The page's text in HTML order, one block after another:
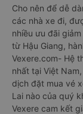
Cho nên để dễ
các nhà xe đi,
nhiều ưu đãi
từ Hậu Giang,
Vexere.com- Hệ
nhất tại Việt
dịch đặt mua vé
Lai nào của quý
Vexere cam kết